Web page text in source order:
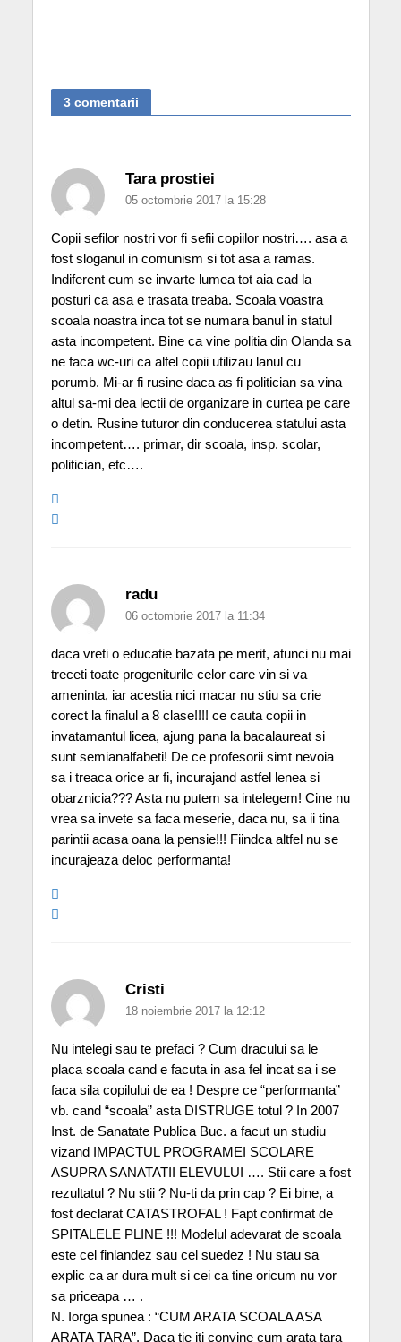
3 comentarii
Tara prostiei
05 octombrie 2017 la 15:28
Copii sefilor nostri vor fi sefii copiilor nostri…. asa a
fost sloganul in comunism si tot asa a ramas.
Indiferent cum se invarte lumea tot aia cad la
posturi ca asa e trasata treaba. Scoala voastra
scoala noastra inca tot se numara banul in statul
asta incompetent. Bine ca vine politia din Olanda sa
ne faca wc-uri ca alfel copii utilizau lanul cu
porumb. Mi-ar fi rusine daca as fi politician sa vina
altul sa-mi dea lectii de organizare in curtea pe care
o detin. Rusine tuturor din conducerea statului asta
incompetent…. primar, dir scoala, insp. scolar,
politician, etc….
radu
06 octombrie 2017 la 11:34
daca vreti o educatie bazata pe merit, atunci nu mai
treceti toate progeniturile celor care vin si va
ameninta, iar acestia nici macar nu stiu sa crie
corect la finalul a 8 clase!!!! ce cauta copii in
invatamantul licea, ajung pana la bacalaureat si
sunt semianalfabeti! De ce profesorii simt nevoia
sa i treaca orice ar fi, incurajand astfel lenea si
obarznicia??? Asta nu putem sa intelegem! Cine nu
vrea sa invete sa faca meserie, daca nu, sa ii tina
parintii acasa oana la pensie!!! Fiindca altfel nu se
incurajeaza deloc performanta!
Cristi
18 noiembrie 2017 la 12:12
Nu intelegi sau te prefaci ? Cum dracului sa le
placa scoala cand e facuta in asa fel incat sa i se
faca sila copilului de ea ! Despre ce “performanta”
vb. cand “scoala” asta DISTRUGE totul ? In 2007
Inst. de Sanatate Publica Buc. a facut un studiu
vizand IMPACTUL PROGRAMEI SCOLARE
ASUPRA SANATATII ELEVULUI …. Stii care a fost
rezultatul ? Nu stii ? Nu-ti da prin cap ? Ei bine, a
fost declarat CATASTROFAL ! Fapt confirmat de
SPITALELE PLINE !!! Modelul adevarat de scoala
este cel finlandez sau cel suedez ! Nu stau sa
explic ca ar dura mult si cei ca tine oricum nu vor
sa priceapa … .
N. Iorga spunea : “CUM ARATA SCOALA ASA
ARATA TARA”. Daca tie iti convine cum arata tara